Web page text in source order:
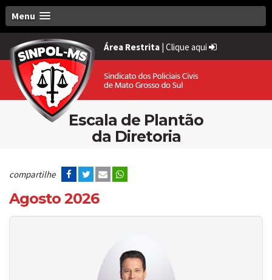
Menu
Área Restrita | Clique aqui
Escala de Plantão
da Diretoria
compartilhe
Agosto 2026